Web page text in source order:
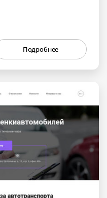
Подробнее